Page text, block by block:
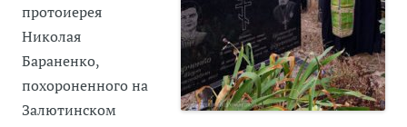
протоиерея
Николая
Бараненко,
похороненного на
Залютинском